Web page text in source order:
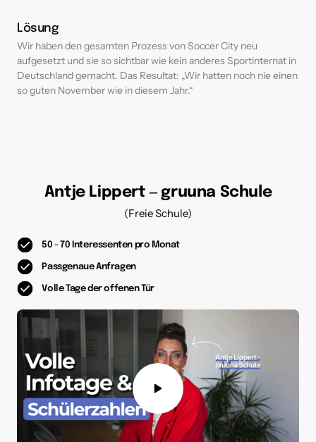
Lösung
Wir haben den gesamten Prozess von Soccer City neu
aufgesetzt und sie so sichtbar wie kein anderes Sportinternat in
Deutschland gemacht. Das Resultat: „Wir hatten noch nie einen
so guten November wie in diesem Jahr.“
Antje Lippert ‒ gruuna Schule
(Freie Schule)
50 - 70 Interessenten pro Monat
Passgenaue Anfragen
Volle Tage der offenen Tür